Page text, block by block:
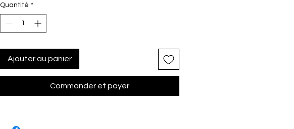
Quantité *
Ajouter au panier
Commander et payer